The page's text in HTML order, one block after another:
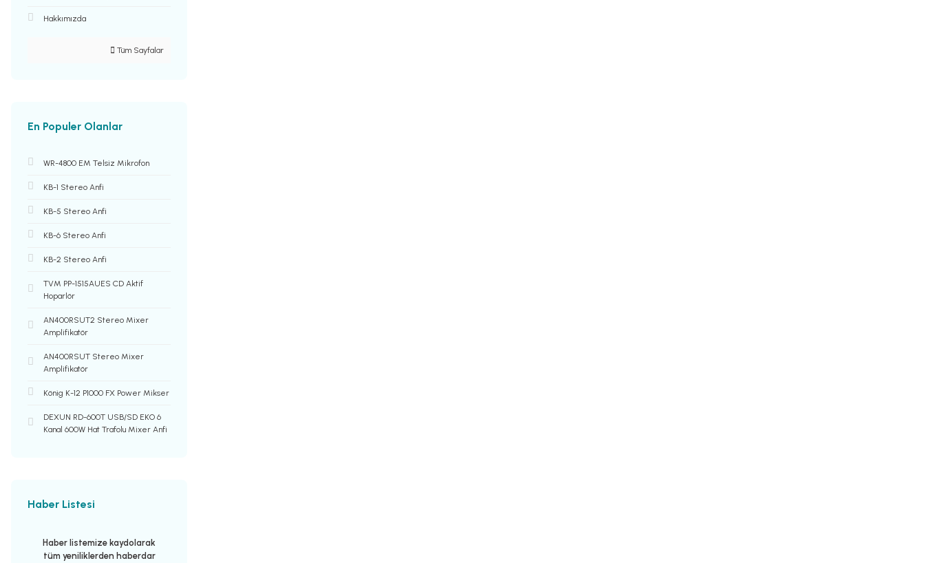
Hakkımızda
Tüm Sayfalar
En Populer Olanlar
WR-4800 EM Telsiz Mikrofon
KB-1 Stereo Anfi
KB-5 Stereo Anfi
KB-6 Stereo Anfi
KB-2 Stereo Anfi
TVM PP-1515AUES CD Aktif
Hoparlör
AN400RSUT2 Stereo Mixer
Amplifikatör
AN400RSUT Stereo Mixer
Amplifikatör
König K-12 P1000 FX Power Mikser
DEXUN RD-600T USB/SD EKO 6
Kanal 600W Hat Trafolu Mixer Anfi
Haber Listesi
Haber listemize kaydolarak
tüm yeniliklerden haberdar